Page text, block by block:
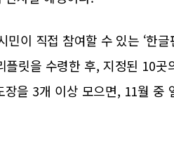
이 직접 참여할 수 있는 ‘한
릿을 수령한 후, 지정된 10
을 3개 이상 모으면, 11월 중